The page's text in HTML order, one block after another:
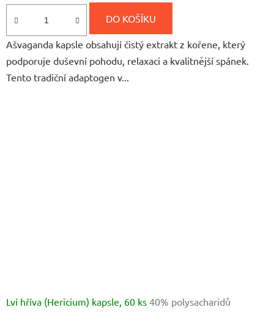
5,0
z
5
hvězdiček.
DO KOŠÍKU
Ašvaganda kapsle obsahují čistý extrakt z kořene, který
podporuje duševní pohodu, relaxaci a kvalitnější spánek.
Tento tradiční adaptogen v...
Lví hříva (Hericium) kapsle, 60 ks 40% polysacharidů